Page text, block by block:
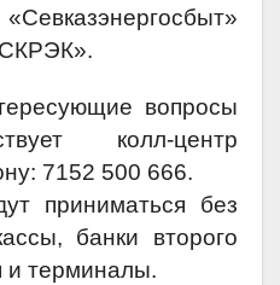
вопросы
колл-центр
7152 500 666.
приниматься без
банки второго
и терминалы.